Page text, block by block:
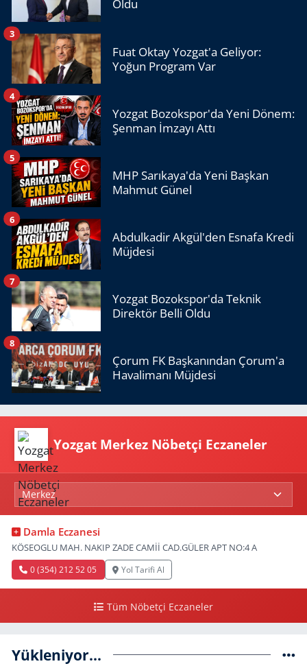
Oldu
Fuat Oktay Yozgat'a Geliyor:
Yoğun Program Var
3
Yozgat Bozokspor'da Yeni Dönem:
Şenman İmzayı Attı
4
MHP Sarıkaya'da Yeni Başkan
Mahmut Günel
5
Abdulkadir Akgül'den Esnafa Kredi
Müjdesi
6
Yozgat Bozokspor'da Teknik
Direktör Belli Oldu
7
Çorum FK Başkanından Çorum'a
Havalimanı Müjdesi
8
Yozgat Merkez Nöbetçi Eczaneler
Damla Eczanesi
KÖSEOGLU MAH. NAKIP ZADE CAMİİ CAD.GÜLER APT NO:4 A
0 (354) 212 52 05 Yol Tarifi Al
Tüm Nöbetçi Eczaneler
Yükleniyor...